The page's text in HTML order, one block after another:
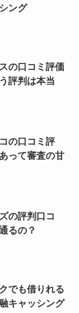
ング
の口コミ評価
評判は本当
の口コミ評
って審査の甘
の評判口コ
るの？
でも借りれる
キャッシング